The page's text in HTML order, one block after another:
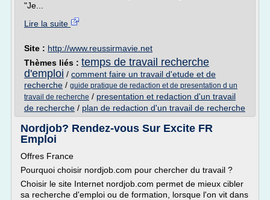
"Je...
Lire la suite
Site : http://www.reussirmavie.net
Thèmes liés : temps de travail recherche
d'emploi / comment faire un travail d'etude et de
recherche / guide pratique de redaction et de presentation d un
travail de recherche / presentation et redaction d'un travail
de recherche / plan de redaction d'un travail de recherche
Nordjob? Rendez-vous Sur Excite FR
Emploi
Offres France
Pourquoi choisir nordjob.com pour chercher du travail ?
Choisir le site Internet nordjob.com permet de mieux cibler
sa recherche d'emploi ou de formation, lorsque l'on vit dans